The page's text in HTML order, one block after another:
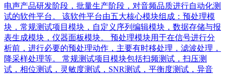
电声产品研发阶段，批量生产阶段，对音频品质进行自动化测
试的软件平台。 该软件平台由五大核心模块组成：预处理模
块，常规测试项目模块，自定义序列编辑模块，数据存储与报
表生成模块，仪器面板模块。 预处理模块用于在信号进行分
析前，进行必要的预处理动作，主要有时移处理，滤波处理，
降采样处理等。 常规测试项目模块包括扫频测试，扫压测
试，相位测试，灵敏度测试，SNR测试，平衡度测试，异音